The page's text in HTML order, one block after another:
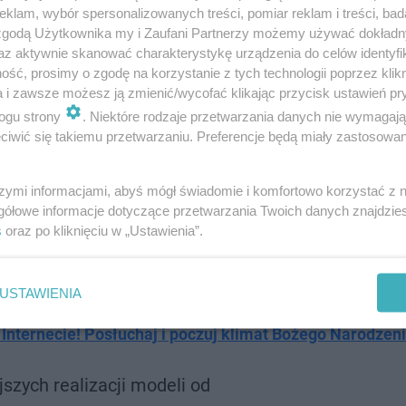
Top 10 numerów, które wprawią Cię w wyjątkowy
Instytut Meteorologii i Gospodarki Wodnej na
zapowiada się bardzo mroźny w całym kraju i
- od 8mm w centrum kraju, przez 16mm na
czy będzie to śnieg, czy może marznący
duże szanse na białe Boże Narodzenie.
Posłuchaj i poczuj klimat Bożego
realizacji modeli od
wybór spersonalizowanych treści, pomiar reklam i treści,
Użytkownika my i Zaufani Partnerzy możemy używać
aktywnie skanować charakterystykę urządzenia do celów
prosimy o zgodę na korzystanie z tych technologii poprzez
i zawsze możesz ją zmienić/wycofać klikając przycisk ustawień
strony
. Niektóre rodzaje przetwarzania danych nie
się takiemu przetwarzaniu. Preferencje będą miały
informacjami, abyś mógł świadomie i komfortowo korzystać z
informacje dotyczące przetwarzania Twoich danych
oraz po kliknięciu w „Ustawienia”.
USTAWIENIA